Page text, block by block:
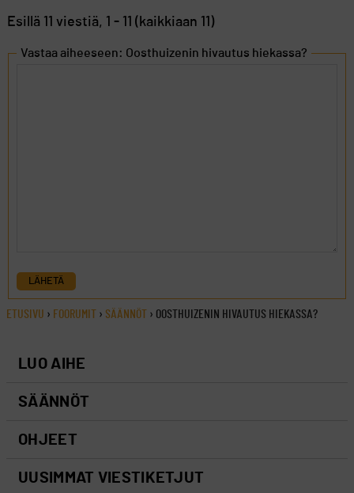
Esillä 11 viestiä, 1 - 11 (kaikkiaan 11)
Vastaa aiheeseen: Oosthuizenin hivautus hiekassa?
LÄHETÄ
ETUSIVU › FOORUMIT › SÄÄNNÖT › OOSTHUIZENIN HIVAUTUS HIEKASSA?
LUO AIHE
SÄÄNNÖT
OHJEET
UUSIMMAT VIESTIKETJUT